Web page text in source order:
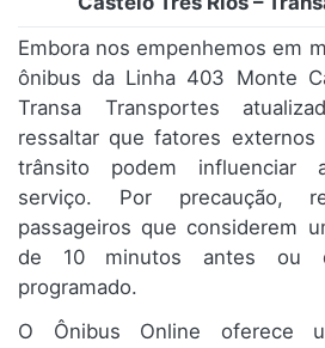
Embora nos empenhemos em
ônibus da Linha 403 Monte
Transa Transportes
ressaltar que fatores externos
trânsito podem influenciar
serviço. Por precaução,
passageiros que considerem
de 10 minutos antes ou
programado.
O Ônibus Online oferece